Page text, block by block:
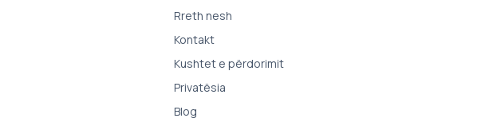
Rreth nesh
Kontakt
Kushtet e përdorimit
Privatësia
Blog